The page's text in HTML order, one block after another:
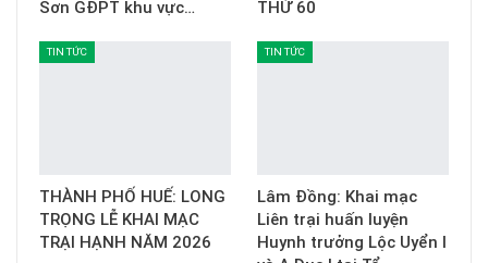
Sơn GĐPT khu vực…
THỨ 60
TIN TỨC
THÀNH PHỐ HUẾ: LONG
TRỌNG LỄ KHAI MẠC
TRẠI HẠNH NĂM 2026
TIN TỨC
Lâm Đồng: Khai mạc
Liên trại huấn luyện
Huynh trưởng Lộc Uyển I